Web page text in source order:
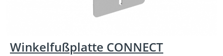
Winkelfußplatte CONNECT